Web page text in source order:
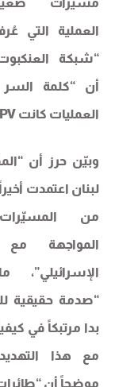
مسيّرات
العملية التي
“شبكة
أن “كلمة السر
العمليات كانت FPV”.
وبيّن حرز أن
لبنان اعتمدت أخيراً
من
المواجهة مع
الإسرائيلي”،
“صدمة حقيقية
بدا مرتبكاً في كيفية
مع هذا التهديد